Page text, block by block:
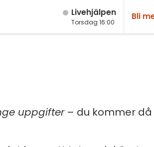
Live­hjälpen
Torsdag 16:00
Bli
uppgifter– du kommer